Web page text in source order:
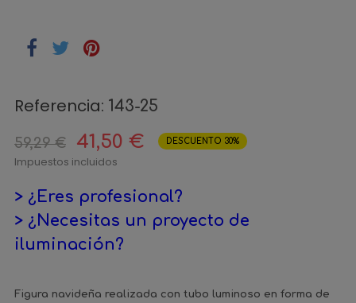
Referencia: 143-25
59,29 € 41,50 € DESCUENTO 30%
Impuestos incluidos
> ¿Eres profesional?
> ¿Necesitas un proyecto de
iluminación?
Figura navideña realizada con tubo luminoso en forma de